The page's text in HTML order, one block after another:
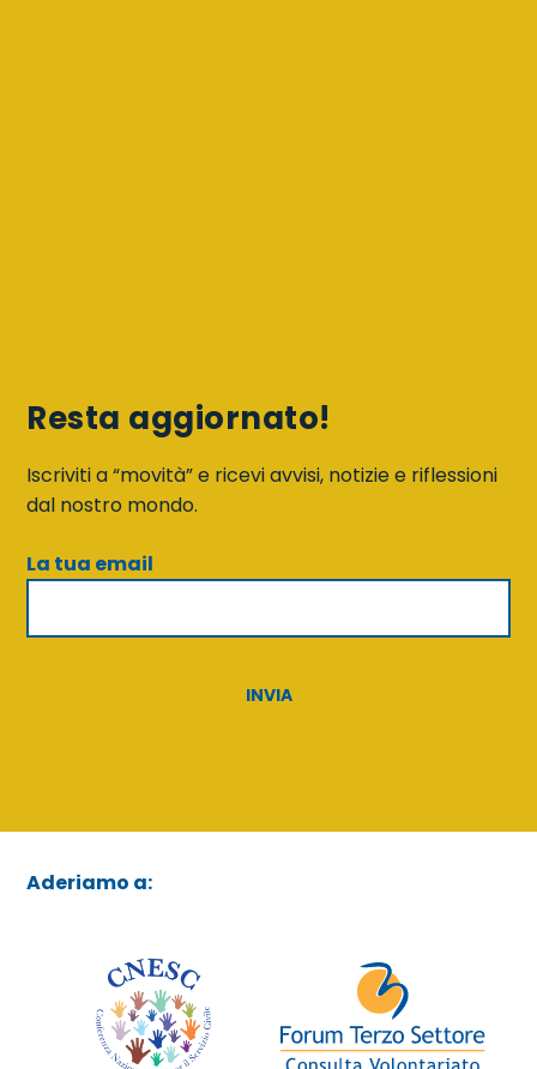
Resta aggiornato!
Iscriviti a “movità” e ricevi avvisi, notizie e riflessioni
dal nostro mondo.
La tua email
Aderiamo a: